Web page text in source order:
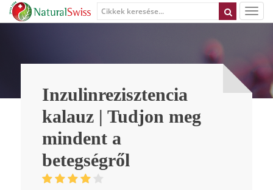
Inzulinrezisztencia
kalauz | Tudjon meg
mindent a
betegségről